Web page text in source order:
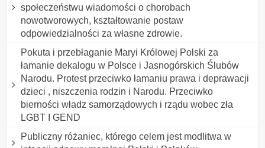
społeczeństwu wiadomości o chorobach
nowotworowych, kształtowanie postaw
odpowiedzialności za własne zdrowie.
Pokuta i przebłaganie Maryi Królowej Polski za
łamanie dekalogu w Polsce i Jasnogórskich Ślubów
Narodu. Protest przeciwko łamaniu prawa i deprawacji
dzieci , niszczenia rodzin i Narodu. Przeciwko
bierności władz samorządowych i rządu wobec zła
LGBT I GEND
Publiczny różaniec, którego celem jest modlitwa w